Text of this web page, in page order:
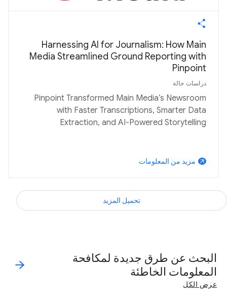
Harnessing AI for Journalism: How Main
Media Streamlined Ground Reporting with
Pinpoint
دراسات حالة
Pinpoint Transformed Main Media’s Newsroom
with Faster Transcriptions, Smarter Data
Extraction, and AI-Powered Storytelling
arrow_outward مزيد من المعلومات
تحميل المزيد
‎البحث عن طرق جديدة لمكافحة
المعلومات الخاطئة
عرض الكل